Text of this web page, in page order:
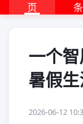
页
条
一个
暑假
2026-06-12